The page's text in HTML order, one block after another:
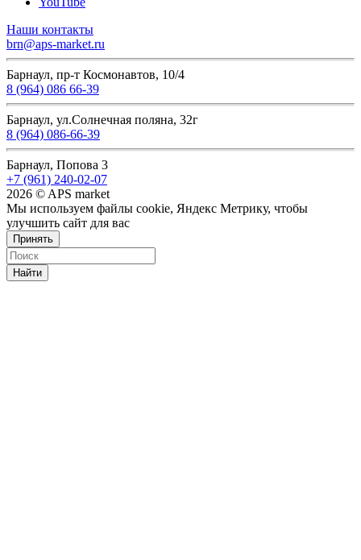
Наши контакты
brn@aps-market.ru
Барнаул, пр-т Космонавтов, 10/4
8 (964) 086 66-39
Барнаул, ул.Солнечная поляна, 32г
8 (964) 086-66-39
Барнаул, Попова 3
+7 (961) 240-02-07
2026 © APS market
Мы используем файлы cookie, Яндекс Метрику, чтобы
улучшить сайт для вас
Принять
Найти